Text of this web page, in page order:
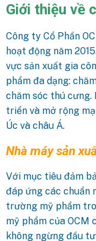
Giới thiệu về
Công ty Cổ Phần
hoạt động năm
vực sản xuất gia
phẩm đa dạng:
chăm sóc thú cưng.
triển và mở rộng
Úc và châu Á.
Nhà máy sản
Với mục tiêu đảm
đáp ứng các chuẩn
trường mỹ phẩm
mỹ phẩm của OCM
không ngừng đầu